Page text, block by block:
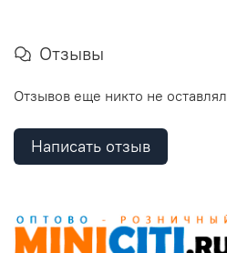
Отзывы
Отзывов еще никто не оставлял
Написать отзыв